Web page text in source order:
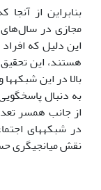
بنابراین از
مجازی در
این دلیل که
هستند، این
بالا در این
به دنبال
از جانب همسر
در شبکه­های
نقش میانجی­گری